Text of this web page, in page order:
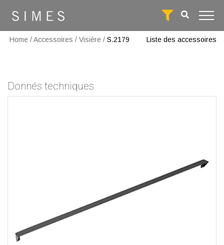
Home /Accessoires / Visière / S.2179 Liste des accessoires
Donnés techniques